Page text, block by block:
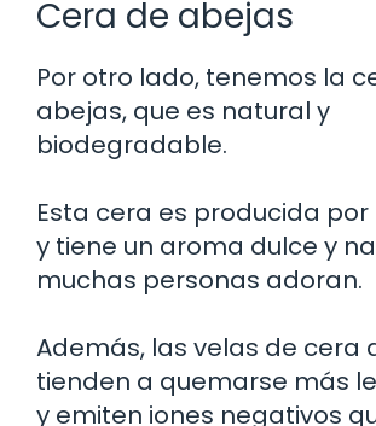
Cera de abejas
Por otro lado, tenemos la
abejas, que es natural y
biodegradable.
Esta cera es producida
y tiene un aroma dulce y
muchas personas adoran.
Además, las velas de cera
tienden a quemarse más
y emiten iones negativos